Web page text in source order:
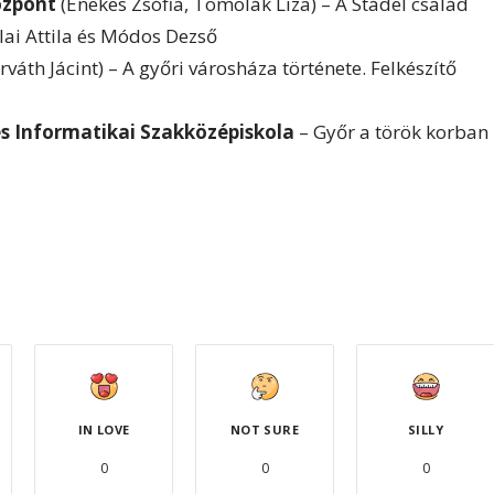
Attila és Módos Dezső
Jácint) – A győri városháza története. Felkészítő
Informatikai Szakközépiskola – Győr a török korban
IN LOVE
0
NOT SURE
0
SILLY
0